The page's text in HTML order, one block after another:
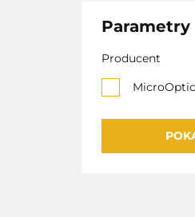
Parametry
Producent